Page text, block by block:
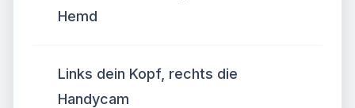
Hemd
Links dein Kopf, rechts die
Handycam